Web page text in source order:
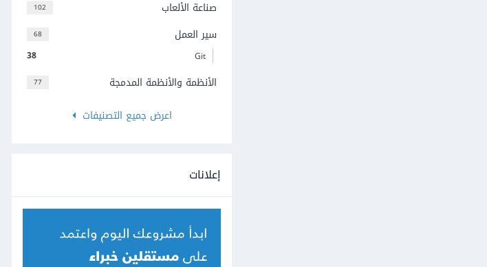
102 صناعة الألعاب
68 سير العمل
38 Git
77
الأنظمة والأنظمة المدمجة
اعرض جميع التصنيفات
إعلانات